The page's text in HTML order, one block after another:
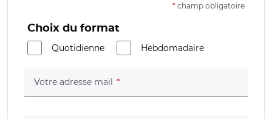
* champ obligatoire
Choix du format
Quotidienne
Hebdomadaire
Votre adresse mail (champ obligatoire)